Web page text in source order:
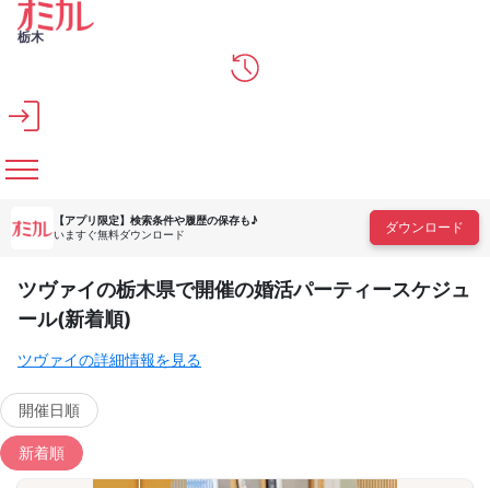
メインコンテンツへスキップ
栃木
【アプリ限定】 検索条件や履歴の保存も♪
いますぐ無料ダウンロード
ダウンロード
ツヴァイの栃木県で開催の婚活パーティースケジュ
ール(新着順)
ツヴァイの詳細情報を見る
開催日順
新着順